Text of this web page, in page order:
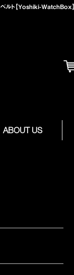
ベルト【Yoshiki-WatchBox】
ABOUT US